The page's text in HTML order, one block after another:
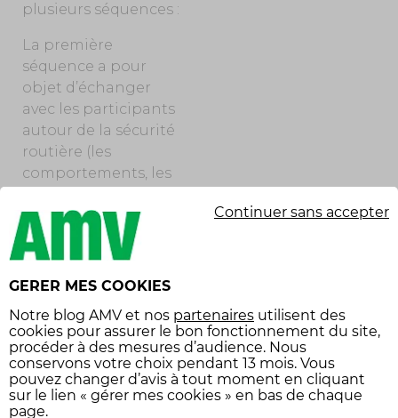
plusieurs séquences :
La première
séquence a pour
objet d’échanger
avec les participants
autour de la sécurité
routière (les
comportements, les
Puis, deux séquences
sont consacrées à la
formation à la
conduite hors
circulation.
Les élèves sont
invités dans un
premier temps à
GERER MES COOKIES
Notre blog AMV et nos partenaires utilisent des
cookies pour assurer le bon fonctionnement du site,
procéder à des mesures d’audience. Nous
conservons votre choix pendant 13 mois. Vous
pouvez changer d’avis à tout moment en cliquant
sur le lien « gérer mes cookies » en bas de chaque
page.
Continuer sans accepter